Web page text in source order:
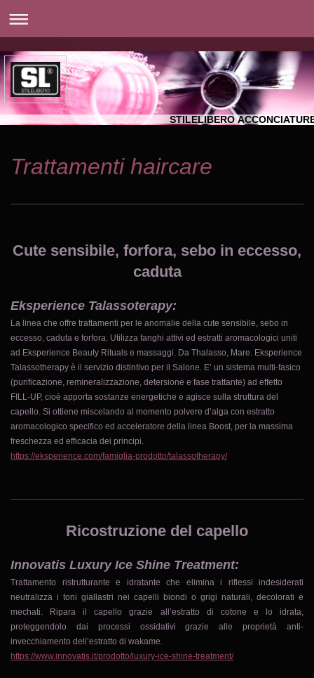
STILELIBERO
Trattamenti haircare
Cute sensibile, forfora, sebo in eccesso,
caduta
Eksperience Talassoterapy:
La linea che offre trattamenti per le anomalie della cute sensibile, sebo in
eccesso, caduta e forfora. Utilizza fanghi attivi ed estratti aromacologici uniti
ad Eksperience Beauty Rituals e massaggi. Da Thalasso, Mare. Eksperience
Talassotherapy è il servizio distintivo per il Salone. E’ un sistema multi-fasico
(purificazione, remineralizzazione, detersione e fase trattante) ad effetto
FILL-UP, cioè apporta sostanze energetiche e agisce sulla struttura del
capello. Si ottiene miscelando al momento polvere d’alga con estratto
aromacologico specifico ed acceleratore della linea Boost, per la massima
freschezza ed efficacia dei principi.
https://eksperience.com/famiglia-prodotto/talassotherapy/
Ricostruzione del capello
Innovatis Luxury Ice Shine Treatment:
Trattamento ristrutturante e idratante che elimina i riflessi indesiderati
neutralizza i toni giallastri nei capelli biondi o grigi naturali, decolorati e
mechati. Ripara il capello grazie all’estratto di cotone e lo idrata,
proteggendolo dai processi ossidativi grazie alle proprietà anti-
invecchiamento dell’estratto di wakame.
https://www.innovatis.it/prodotto/luxury-ice-shine-treatment/